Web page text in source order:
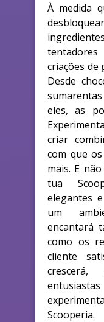
À medida
criações de
Desde
eles, as
criar
com que
mais. E
tua
elegantes
um
encantará
como os
cliente
Scooperia.